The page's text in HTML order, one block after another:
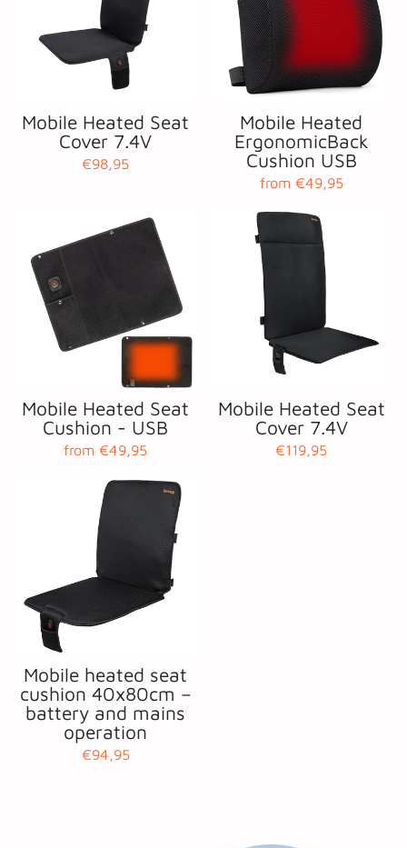
Mobile Heated Seat
Cover 7.4V
€98,95
Mobile Heated
ErgonomicBack
Cushion USB
from €49,95
Mobile Heated Seat
Cushion - USB
from €49,95
Mobile Heated Seat
Cover 7.4V
€119,95
Mobile heated seat
cushion 40x80cm –
battery and mains
operation
€94,95